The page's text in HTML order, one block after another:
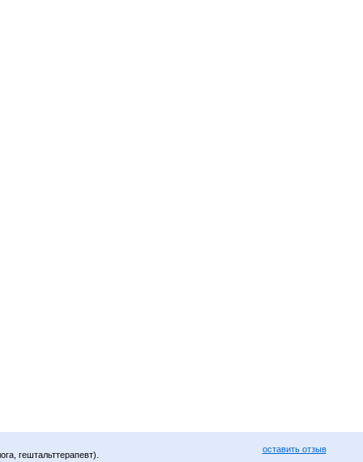
гештальттерапевт).
оставить отзыв